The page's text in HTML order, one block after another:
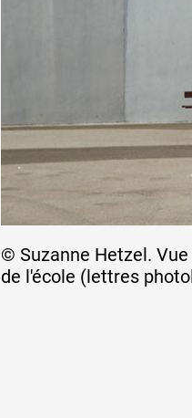
© Suzanne Hetzel.
de l'école (lettres